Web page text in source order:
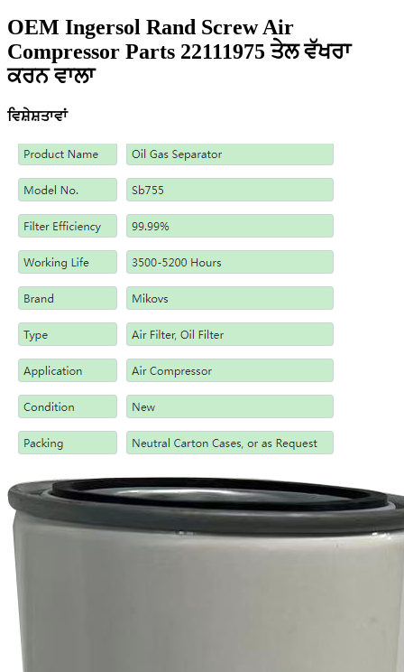
OEM Ingersol Rand Screw Air
Compressor Parts 22111975 ਤੇਲ ਵੱਖਰਾ
ਕਰਨ ਵਾਲਾ
ਵਿਸ਼ੇਸ਼ਤਾਵਾਂ